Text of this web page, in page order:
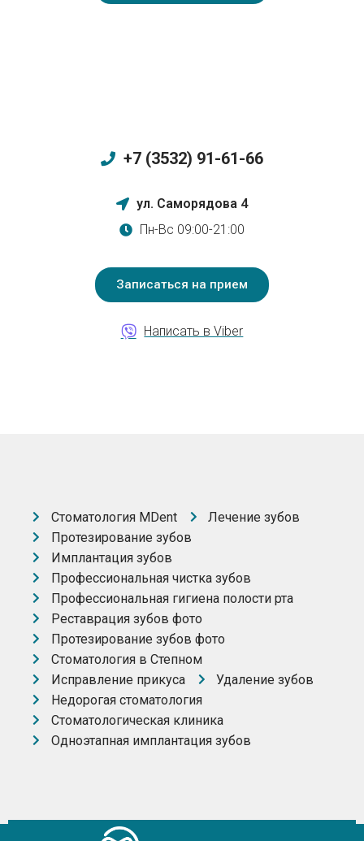
+7 (3532) 91-61-66
ул. Саморядова 4
Пн-Вс 09:00-21:00
Записаться на прием
Написать в Viber
Стоматология MDent
Лечение зубов
Протезирование зубов
Имплантация зубов
Профессиональная чистка зубов
Профессиональная гигиена полости рта
Реставрация зубов фото
Протезирование зубов фото
Стоматология в Степном
Исправление прикуса
Удаление зубов
Недорогая стоматология
Стоматологическая клиника
Одноэтапная имплантация зубов